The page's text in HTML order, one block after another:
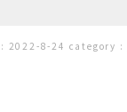
2022-8-24 category :